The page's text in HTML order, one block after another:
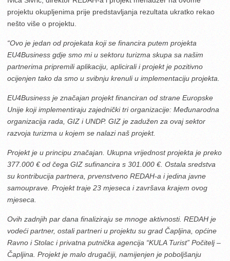
projektu okupljenima prije predstavljanja rezultata ukratko rekao
nešto više o projektu.
“Ovo je jedan od projekata koji se financira putem projekta
EU4Business gdje smo mi u sektoru turizma skupa sa našim
partnerima pripremili aplikaciju, aplicirali i projekt je pozitivno
ocijenjen tako da smo u svibnju krenuli u implementaciju projekta.
EU4Business je značajan projekt financiran od strane Europske
Unije koji implementiraju zajednički tri organizacije: Međunarodna
organizacija rada, GIZ i UNDP. GIZ je zadužen za ovaj sektor
razvoja turizma u kojem se nalazi naš projekt.
Projekt je u principu značajan. Ukupna vrijednost projekta je preko
377.000 € od čega GIZ sufinancira s 301.000 €. Ostala sredstva
su kontribucija partnera, prvenstveno REDAH-a i jedina javne
samouprave. Projekt traje 23 mjeseca i završava krajem ovog
mjeseca.
Ovih zadnjih par dana finaliziraju se mnoge aktivnosti. REDAH je
vodeći partner, ostali partneri u projektu su grad Čapljina, općine
Ravno i Stolac i privatna putnička agencija “KULA Turist” Počitelj –
Čapljina. Projekt je malo drugačiji, namijenjen je poboljšanju